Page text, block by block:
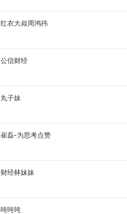
红衣大叔周鸿祎
公信财经
丸子妹
崔磊-为思考点赞
财经林妹妹
吨吨吨